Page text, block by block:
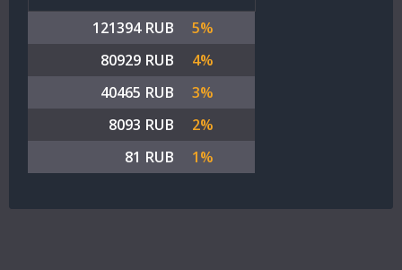
121394 RUB
5%
80929 RUB
4%
40465 RUB
3%
8093 RUB
2%
81 RUB
1%